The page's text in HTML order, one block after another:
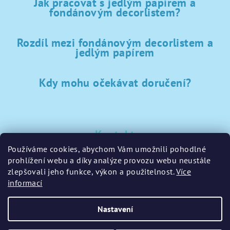
Používáme cookies, abychom Vám umožnili pohodlné
prohlížení webu a díky analýze provozu webu neustále
zlepšovali jeho funkce, výkon a použitelnost.Více
informací
Nastavení
fondánovým decorlistem?
Rozdíl mezi fondánovým decorlistem a
jedlým papírem
Kdy mohu očekávat doručení?
Kontakt
sklad@sladke-potreby.cz
+420 797728283